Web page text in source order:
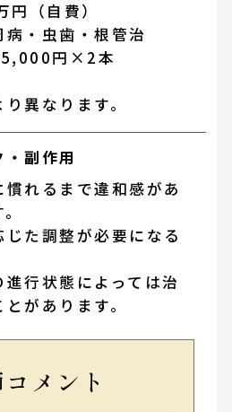
円（自費）
病・虫歯・根管治
円×2本
異なります。
・副作用
慣れるまで違和感があ
じた調整が必要になる
進行状態によっては治
があります。
メント